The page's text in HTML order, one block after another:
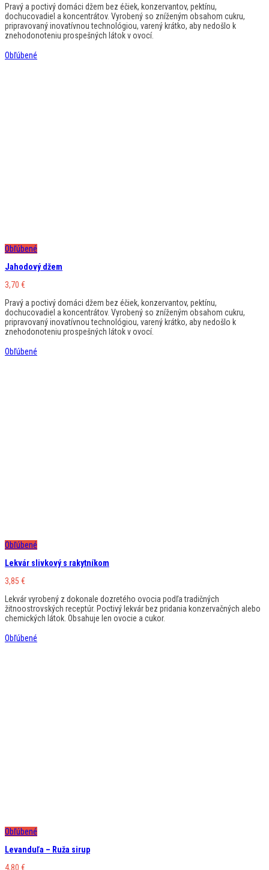
Pravý a poctivý domáci džem bez éčiek, konzervantov, pektínu,
dochucovadiel a koncentrátov. Vyrobený so zníženým obsahom cukru,
pripravovaný inovatívnou technológiou, varený krátko, aby nedošlo k
znehodonoteniu prospešných látok v ovocí.
Obľúbené
Obľúbené
Jahodový džem
3,70 €
Pravý a poctivý domáci džem bez éčiek, konzervantov, pektínu,
dochucovadiel a koncentrátov. Vyrobený so zníženým obsahom cukru,
pripravovaný inovatívnou technológiou, varený krátko, aby nedošlo k
znehodonoteniu prospešných látok v ovocí.
Obľúbené
Obľúbené
Lekvár slivkový s rakytníkom
3,85 €
Lekvár vyrobený z dokonale dozretého ovocia podľa tradičných
žitnoostrovských receptúr. Poctivý lekvár bez pridania konzervačných alebo
chemických látok. Obsahuje len ovocie a cukor.
Obľúbené
Obľúbené
Levanduľa – Ruža sirup
4,80 €